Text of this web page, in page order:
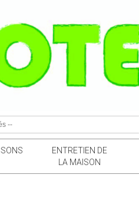
ENTRETIEN DE
LA MAISON